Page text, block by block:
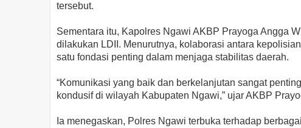
tersebut.
Sementara itu, Kapolres Ngawi AKBP Prayoga Angga
dilakukan LDII. Menurutnya, kolaborasi antara
satu fondasi penting dalam menjaga stabilitas daerah.
“Komunikasi yang baik dan berkelanjutan sangat
kondusif di wilayah Kabupaten Ngawi,” ujar AKBP
Ia menegaskan, Polres Ngawi terbuka terhadap